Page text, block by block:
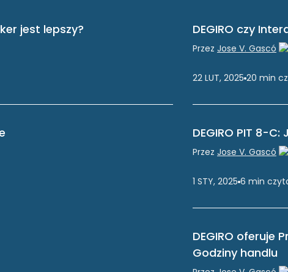
jest lepszy? DEGIRO czy
Przez Jose V. Gascó
22 LUT, 2025 20 min
DEGIRO PIT 8-
Przez Jose V. Gascó
1 STY, 2025 6 min
DEGIRO oferuje
Godziny handlu